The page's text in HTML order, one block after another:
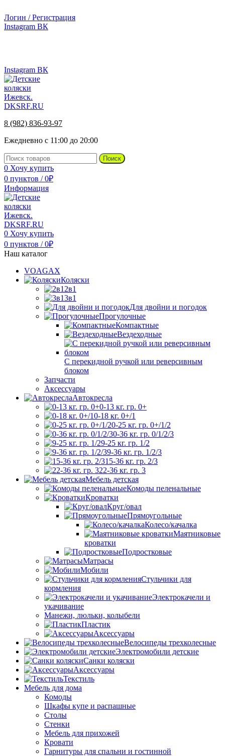
Логин / Регистрация
Instagram ВК
Instagram ВК
8 (982) 836-93-97
Ежедневно с 11:00 до 20:00
Поиск
0 Хочу купить
0 пунктов / 0₽
Информация
0 Хочу купить
0 пунктов / 0₽
Наш каталог
VOAGAX
Коляски
2в1
3в1
Для двойни и погодок
Прогулочные
Компактные
Вездеходные
С перекидной ручкой или реверсивным
блоком
Запчасти
Аксессуары
Автокресла
0-13 кг. гр. 0+
0-18 кг. 0+/1
0-25 кг. гр. 0+/1/2
0-36 кг. гр. 0/1/2/3
9-25 кг. гр. 1/2
9-36 кг. гр. 1/2/3
15-36 кг. гр. 2/3
22-36 кг. гр. 3
Мебель детская
Комоды пеленальные
Кроватки
Круг/овал
Прямоугольные
Колесо/качалка
Маятниковые
кроватки
Подростковые
Матрасы
Мобили
Стульчики для
кормления
Электрокачели и
укачивание
Манежи, люльки, колыбели
Пластик
Аксессуары
Велосипеды трехколесные
Электромобили детские
Санки коляски
Аксессуары
Текстиль
Мебель для дома
Комоды
Шкафы купе и распашные
Столы
Стенки
Мебель для прихожей
Кровати
Гарнитуры для спальни и гостинной